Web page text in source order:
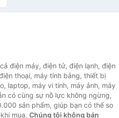
điện máy, điện tử, điện lạnh, điện
thoại, máy tính bảng, thiết bị
laptop, máy vi tính, máy ảnh, máy
có cùng sự nỗ lực không ngừng,
sản phẩm, giúp bạn có thể so
mua. Chúng tôi không bán